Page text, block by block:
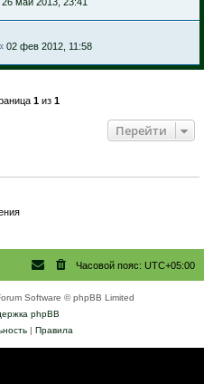
02 фев 2012, 11:58
1из 1
Перейти
Часовой пояс: UTC+05:00
Software © phpBB Limited
phpBB
| Правила